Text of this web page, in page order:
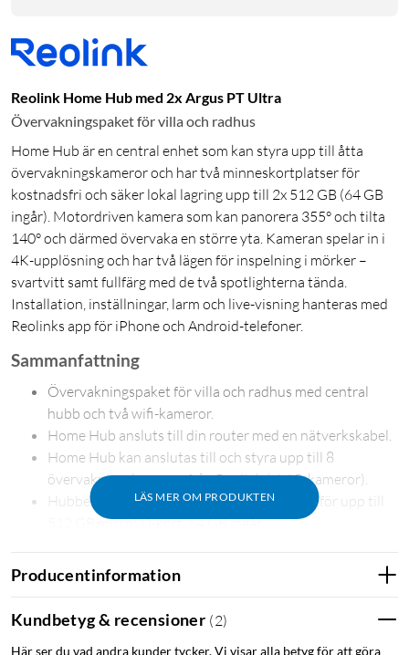
Reolink Home Hub med 2x Argus PT Ultra
Övervakningspaket för villa och radhus
Home Hub är en central enhet som kan styra upp till åtta
övervakningskameror och har två minneskortplatser för
kostnadsfri och säker lokal lagring upp till 2x 512 GB (64 GB
ingår). Motordriven kamera som kan panorera 355° och tilta
140° och därmed övervaka en större yta. Kameran spelar in i
4K-upplösning och har två lägen för inspelning i mörker –
svartvitt samt fullfärg med de två spotlighterna tända.
Installation, inställningar, larm och live-visning hanteras med
Reolinks app för iPhone och Android-telefoner.
LÄS MER OM PRODUKTEN
Sammanfattning
Övervakningspaket för villa och radhus med central
hubb och två wifi-kameror.
Home Hub ansluts till din router med en nätverkskabel.
Home Hub kan anslutas till och styra upp till 8
övervakningskameror från Reolink (ej 4G-kameror).
Hubben har två minneskortplatser, vardera för upp till
512 GB microSD-kort. 64 GB ingår.
ringsignaler och 5 anpassade ljud som kan aktiveras av
Lagrad data är skyddad av AES-128 algoritm- och
stöldskyddskryptering.
Producentinformation
Kundbetyg & recensioner (2)
Här ser du vad andra kunder tycker. Vi visar alla betyg för att göra